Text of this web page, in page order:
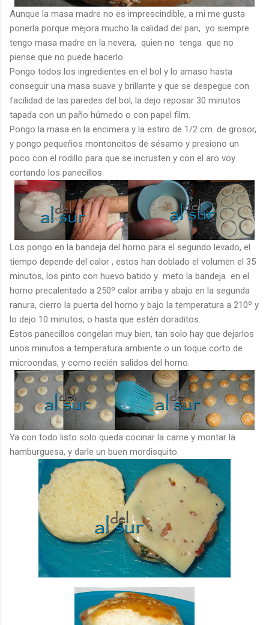
Aunque la masa madre no es imprescindible, a mi me gusta
ponerla porque mejora mucho la calidad del pan, yo siempre
tengo masa madre en la nevera, quien no tenga que no
piense que no puede hacerlo.
Pongo todos los ingredientes en el bol y lo amaso hasta
conseguir una masa suave y brillante y que se despegue con
facilidad de las paredes del bol, la dejo reposar 30 minutos
tapada con un paño húmedo o con papel film.
Pongo la masa en la encimera y la estiro de 1/2 cm. de grosor,
y pongo pequeños montoncitos de sésamo y presiono un
poco con el rodillo para que se incrusten y con el aro voy
cortando los panecillos.
Los pongo en la bandeja del horno para el segundo levado, el
tiempo depende del calor , estos han doblado el volumen el 35
minutos, los pinto con huevo batido y meto la bandeja en el
horno precalentado a 250º calor arriba y abajo en la segunda
ranura, cierro la puerta del horno y bajo la temperatura a 210º y
lo dejo 10 minutos, o hasta que estén doraditos.
Estos panecillos congelan muy bien, tan solo hay que dejarlos
unos minutos a temperatura ambiente o un toque corto de
microondas, y como recién salidos del horno.
Ya con todo listo solo queda cocinar la carne y montar la
hamburguesa, y darle un buen mordisquito.